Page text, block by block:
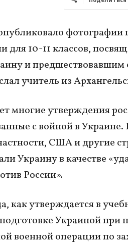
фотографии
для 10-11 классов,
и
учитель из
многие утверждения
с войной в Украине.
США и другие
Украину в качестве
России».
как утверждается в
подготовке Украиной
военной операции по